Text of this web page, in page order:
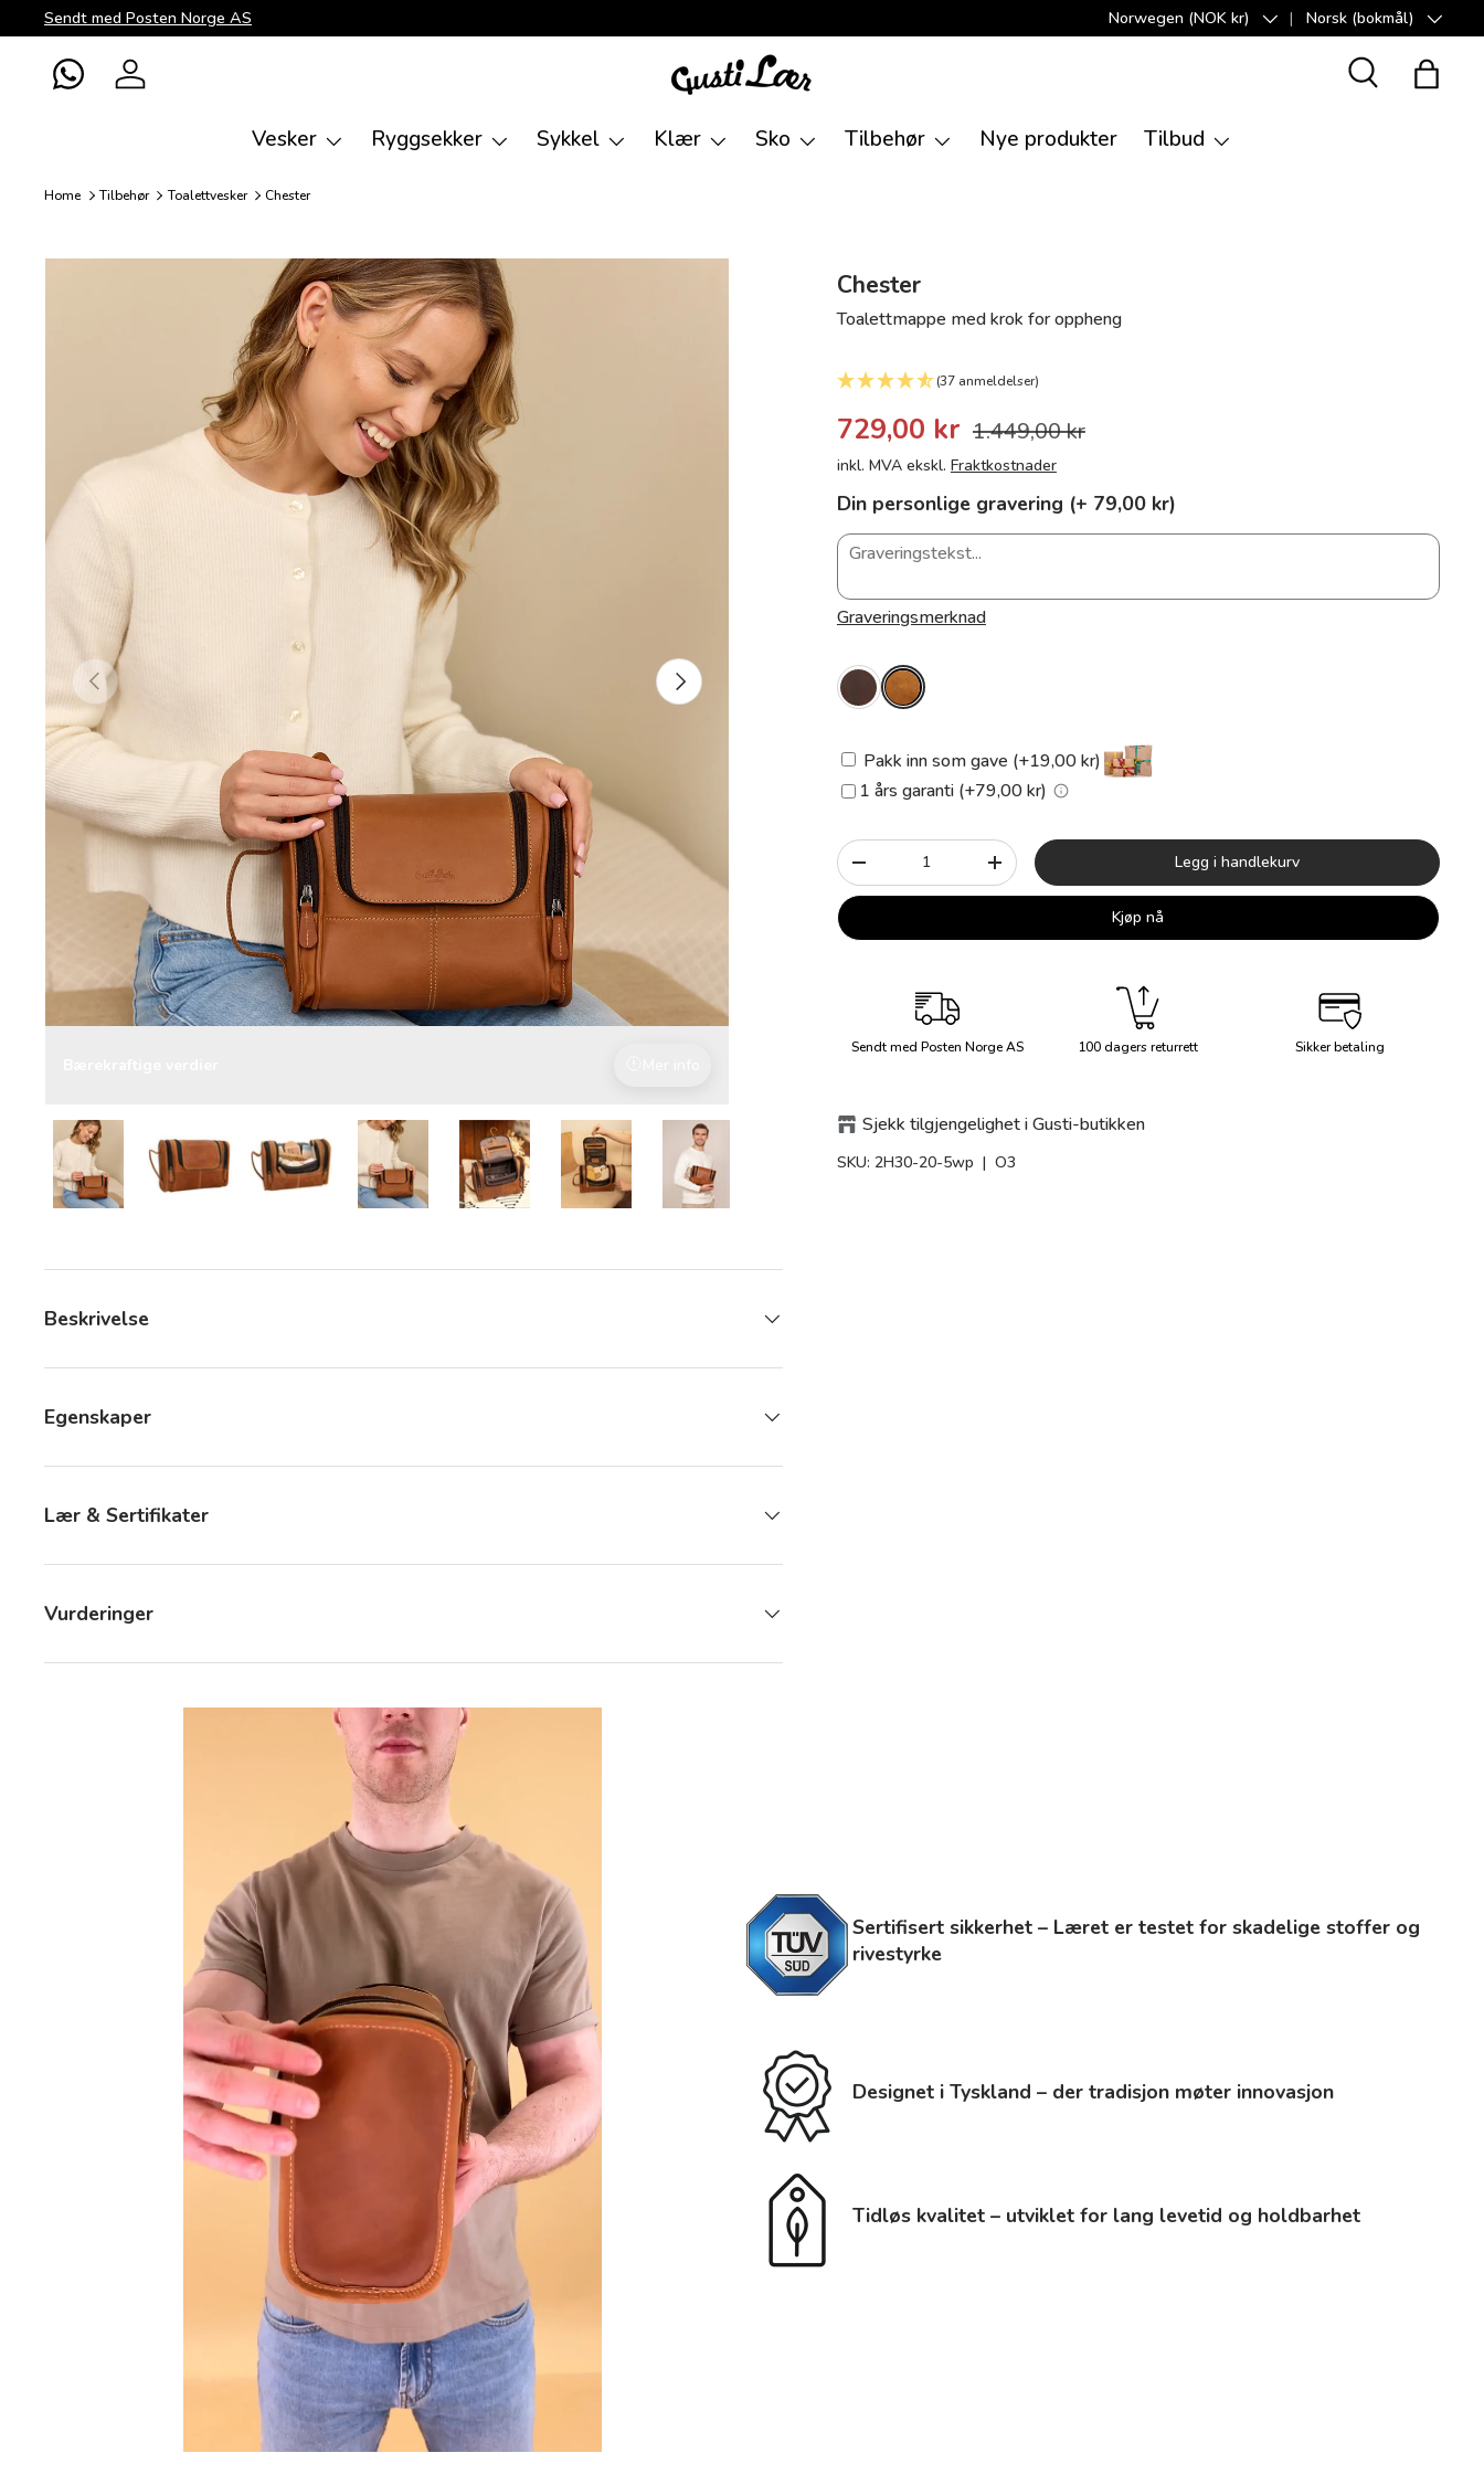
Direkte til innhold
Sendt med Posten Norge AS Land/Region
Norwegen (NOK kr) SpråkNorsk (bokmål)
WhatsAppLogg inn Suche
Vesker Ryggsekker Sykkel Klær Sko Tilbehør Nye produkter Tilbud
Home Tilbehør Toalettvesker Chester
Forrige Neste
Chester
Toalettmappe med krok for oppheng
(37 anmeldelser)
729,00 kr 1.449,00 kr
inkl. MVA ekskl. Fraktkostnader
Din personlige gravering (+ 79,00 kr)
Graveringsmerknad
Pakk inn som gave (+19,00 kr)
1 års garanti (+79,00 kr)
Antall
-
+ Legg i handlekurv
Kjøp nå
Sendt med Posten Norge AS 100 dagers returrett Sikker betaling
Sjekk tilgjengelighet i Gusti-butikken
SKU: 2H30-20-5wp | O3
Beskrivelse
Egenskaper
Lær & Sertifikater
Vurderinger
Sertifisert sikkerhet – Læret er testet for skadelige stoffer og
rivestyrke
Designet i Tyskland – der tradisjon møter innovasjon
Tidløs kvalitet – utviklet for lang levetid og holdbarhet